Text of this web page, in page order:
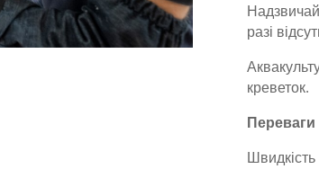
разі
креветок.